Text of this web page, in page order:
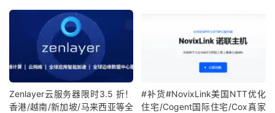
Zenlayer云服务器限时3.5 折！
香港/越南/新加坡/马来西亚等全
#补货#NovixLink美国NTT优化
住宅/Cogent国际住宅/Cox真家